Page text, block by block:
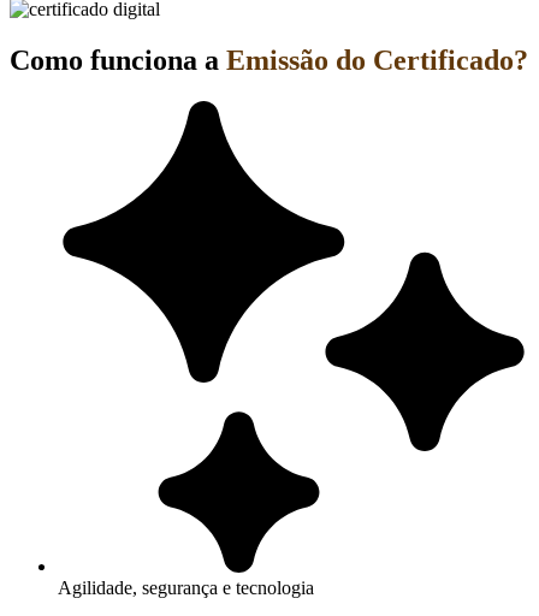
Como funciona a Emissão do Certificado?
Agilidade, segurança e tecnologia